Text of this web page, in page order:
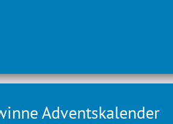
Adventskalender
Geestland
durch: